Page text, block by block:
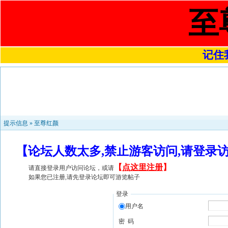
至
记住
提示信息 » 至尊红颜
【论坛人数太多,禁止游客访问,请登
请直接登录用户访问论坛，或请 【 点这里注册】
如果您已注册,请先登录论坛即可游览帖子
登录
用户名
密 码